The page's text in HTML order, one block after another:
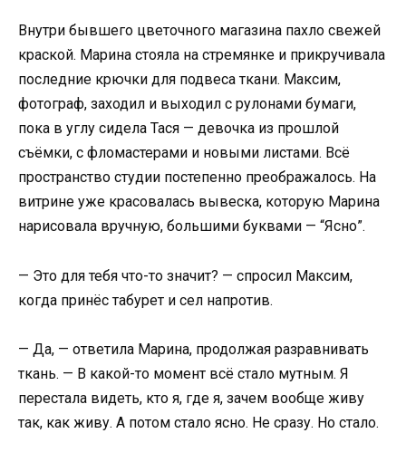
Внутри бывшего цветочного магазина пахло свежей
краской. Марина стояла на стремянке и прикручивала
последние крючки для подвеса ткани. Максим,
фотограф, заходил и выходил с рулонами бумаги,
пока в углу сидела Тася — девочка из прошлой
съёмки, с фломастерами и новыми листами. Всё
пространство студии постепенно преображалось. На
витрине уже красовалась вывеска, которую Марина
нарисовала вручную, большими буквами — “Ясно”.
— Это для тебя что-то значит? — спросил Максим,
когда принёс табурет и сел напротив.
— Да, — ответила Марина, продолжая разравнивать
ткань. — В какой-то момент всё стало мутным. Я
перестала видеть, кто я, где я, зачем вообще живу
так, как живу. А потом стало ясно. Не сразу. Но стало.